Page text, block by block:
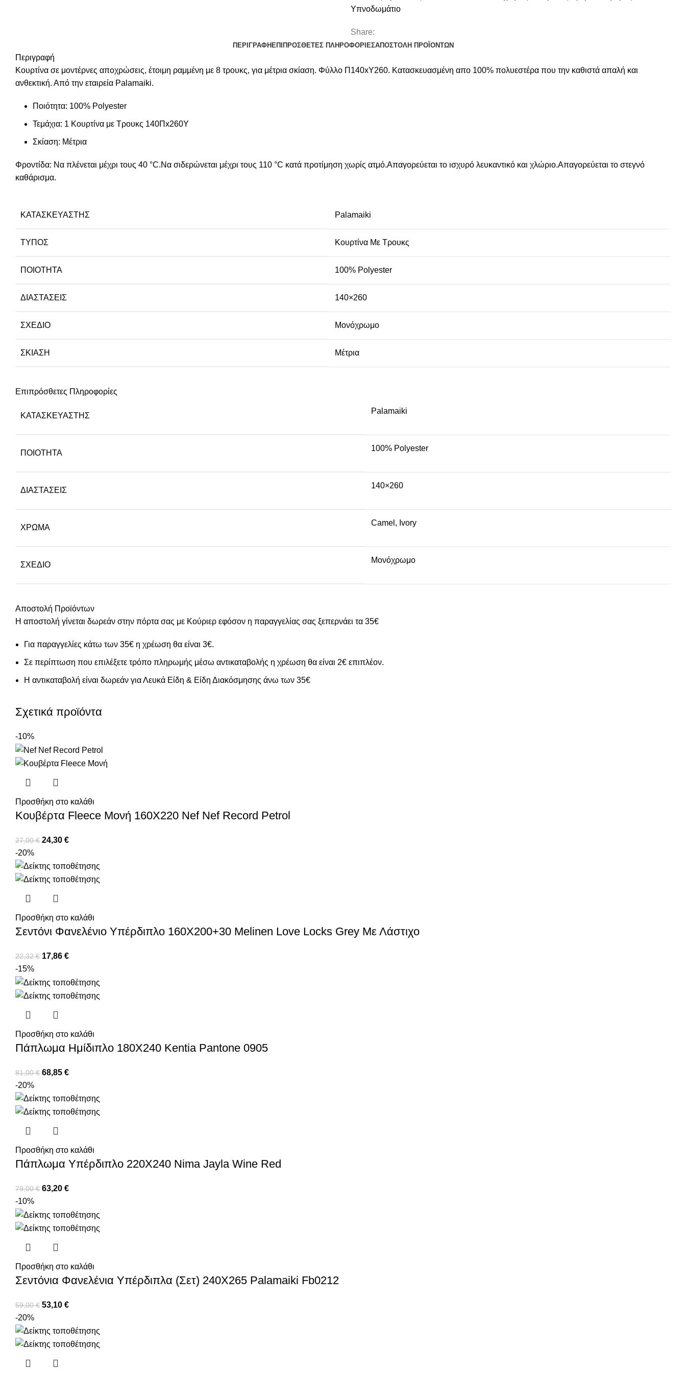
ποσότητα
Υπνοδωμάτιο
Share:
ΠΕΡΙΓΡΑΦΉ ΕΠΙΠΡΌΣΘΕΤΕΣ ΠΛΗΡΟΦΟΡΊΕΣΑΠΟΣΤΟΛΉ ΠΡΟΪΌΝΤΩΝ
Περιγραφή
Κουρτίνα σε μοντέρνες αποχρώσεις, έτοιμη ραμμένη με 8 τρουκς, για μέτρια σκίαση. Φύλλο Π140xΥ260. Κατασκευασμένη απο 100% πολυεστέρα που την καθιστά απαλή και
ανθεκτική. Από την εταιρεία Palamaiki.
Ποιότητα: 100% Polyester
Τεμάχια: 1 Κουρτίνα με Τρουκς 140Πx260Υ
Σκίαση: Μέτρια
Φροντίδα: Να πλένεται μέχρι τους 40 °C.Να σιδερώνεται μέχρι τους 110 °C κατά προτίμηση χωρίς ατμό.Απαγορεύεται το ισχυρό λευκαντικό και χλώριο.Απαγορεύεται το στεγνό
καθάρισμα.
ΚΑΤΑΣΚΕΥΑΣΤΉΣ Palamaiki
ΤΎΠΟΣ Κουρτίνα Με Τρουκς
ΠΟΙΌΤΗΤΑ 100% Polyester
ΔΙΑΣΤΆΣΕΙΣ 140×260
ΣΧΈΔΙΟ Μονόχρωμο
ΣΚΊΑΣΗ Μέτρια
Επιπρόσθετες Πληροφορίες
ΚΑΤΑΣΚΕΥΑΣΤΉΣ
Palamaiki
ΠΟΙΌΤΗΤΑ
100% Polyester
ΔΙΑΣΤΆΣΕΙΣ
140×260
ΧΡΏΜΑ
Camel , Ivory
ΣΧΈΔΙΟ
Μονόχρωμο
Αποστολή Προϊόντων
Η αποστολή γίνεται δωρεάν στην πόρτα σας με Κούριερ εφόσον η παραγγελίας σας ξεπερνάει τα 35€
Για παραγγελίες κάτω των 35€ η χρέωση θα είναι 3€.
Σε περίπτωση που επιλέξετε τρόπο πληρωμής μέσω αντικαταβολής η χρέωση θα είναι 2€ επιπλέον.
Η αντικαταβολή είναι δωρεάν για Λευκά Είδη & Είδη Διακόσμησης άνω των 35€
Σχετικά προϊόντα
-10%
Προσθήκη στο καλάθι
Κουβέρτα Fleece Μονή 160X220 Nef Nef Record Petrol
27,00€ 24,30 €
-20%
Προσθήκη στο καλάθι
Σεντόνι Φανελένιο Υπέρδιπλο 160X200+30 Melinen Love Locks Grey Με Λάστιχο
22,32€ 17,86 €
-15%
Προσθήκη στο καλάθι
Πάπλωμα Ημίδιπλο 180X240 Kentia Pantone 0905
81,00€ 68,85 €
-20%
Προσθήκη στο καλάθι
Πάπλωμα Υπέρδιπλο 220X240 Nima Jayla Wine Red
79,00€ 63,20 €
-10%
Προσθήκη στο καλάθι
Σεντόνια Φανελένια Υπέρδιπλα (Σετ) 240X265 Palamaiki Fb0212
59,00€ 53,10 €
-20%